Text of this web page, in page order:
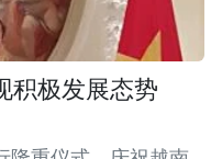
积极发展态势